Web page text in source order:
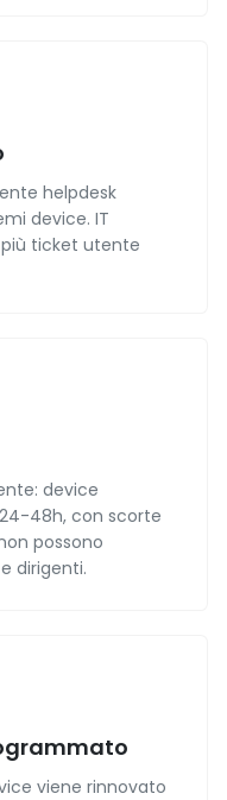
helpdesk
device. IT
ticket utente
device
48h, con scorte
possono
dirigenti.
viene rinnovato